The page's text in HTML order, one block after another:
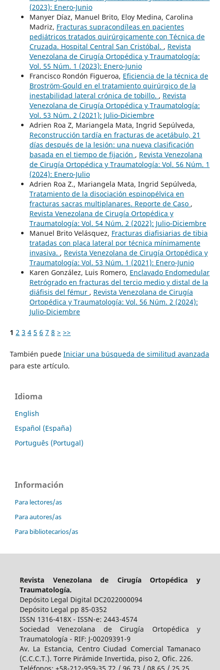
(2023): Enero-Junio
Manyer Díaz, Manuel Brito, Eloy Medina, Carolina
Madriz, Fracturas supracondíleas en pacientes
pediátricos tratados quirúrgicamente con Técnica de
Cruzada. Hospital Central San Cristóbal. , Revista
Venezolana de Cirugía Ortopédica y Traumatología:
Vol. 55 Núm. 1 (2023): Enero-Junio
Francisco Rondón Figueroa, Eficiencia de la técnica de
Broström-Gould en el tratamiento quirúrgico de la
inestabilidad lateral crónica de tobillo. , Revista
Venezolana de Cirugía Ortopédica y Traumatología:
Vol. 53 Núm. 2 (2021): Julio-Diciembre
Adrien Roa Z, Mariangela Mata, Ingrid Sepúlveda,
Reconstrucción tardía en fracturas de acetábulo, 21
días después de la lesión: una nueva clasificación
basada en el tiempo de fijación , Revista Venezolana
de Cirugía Ortopédica y Traumatología: Vol. 56 Núm. 1
(2024): Enero-Julio
Adrien Roa Z., Mariangela Mata, Ingrid Sepúlveda,
Tratamiento de la disociación espinopélvica en
fracturas sacras multiplanares. Reporte de Caso ,
Revista Venezolana de Cirugía Ortopédica y
Traumatología: Vol. 54 Núm. 2 (2022): Julio-Diciembre
Manuel Brito Velásquez, Fracturas diafisiarias de tibia
tratadas con placa lateral por técnica mínimamente
invasiva. , Revista Venezolana de Cirugía Ortopédica y
Traumatología: Vol. 53 Núm. 1 (2021): Enero-Junio
Karen González, Luis Romero, Enclavado Endomedular
Retrógrado en fracturas del tercio medio y distal de la
diáfisis del fémur , Revista Venezolana de Cirugía
Ortopédica y Traumatología: Vol. 56 Núm. 2 (2024):
Julio-Diciembre
1 2 3 4 5 6 7 8 > >>
También puede Iniciar una búsqueda de similitud avanzada
para este artículo.
Idioma
English
Español (España)
Português (Portugal)
Información
Para lectores/as
Para autores/as
Para bibliotecarios/as
Revista Venezolana de Cirugía Ortopédica y
Traumatología.
Depósito Legal Digital DC2022000094
Depósito Legal pp 85-0352
ISSN 1316-418X - ISSN-e: 2443-4574
Sociedad Venezolana de Cirugía Ortopédica y
Traumatología - RIF: J-00209391-9
Av. La Estancia, Centro Ciudad Comercial Tamanaco
(C.C.C.T.). Torre Pirámide Invertida, piso 2, Ofic. 226.
Teléfonos: +58-212-959-35.72 / 96.73 / 08.65 / 25.25